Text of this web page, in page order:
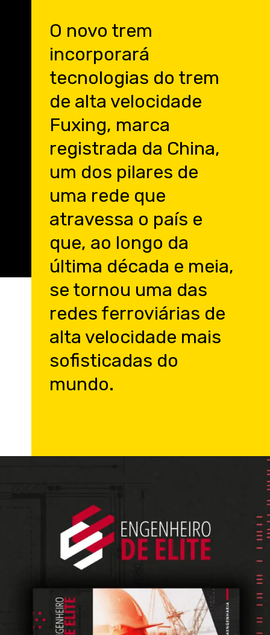
O novo trem
incorporará
tecnologias do trem
de alta velocidade
Fuxing, marca
registrada da China,
um dos pilares de
uma rede que
atravessa o país e
que, ao longo da
última década e meia,
se tornou uma das
redes ferroviárias de
alta velocidade mais
sofisticadas do
mundo.